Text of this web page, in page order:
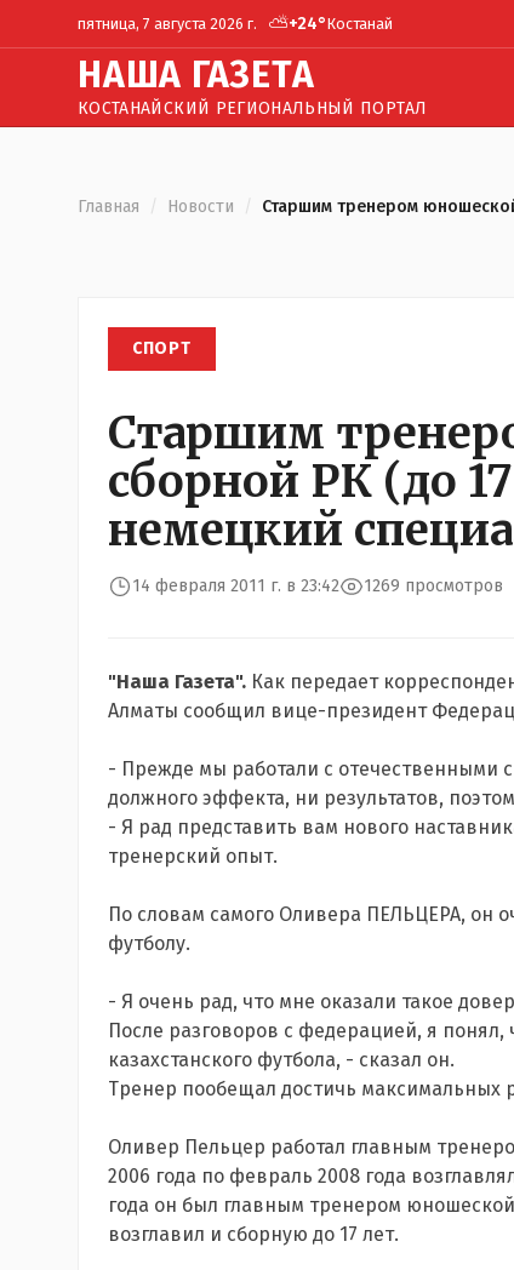
пятница, 7 августа 2026 г. ⛅+24°Костанай
НАША ГАЗЕТА
КОСТАНАЙСКИЙ РЕГИОНАЛЬНЫЙ ПОРТАЛ
Главная / Новости / Старшим тренером
СПОРТ
Старшим
сборной РК (до
немецкий
14 февраля 2011 г. в 23:42 1269 просмотров
"Наша Газета". Как передает
Алматы сообщил вице-президент
- Прежде мы работали с отечественными
должного эффекта, ни результатов,
- Я рад представить вам нового
тренерский опыт.
По словам самого Оливера ПЕЛЬЦЕРА, он
футболу.
- Я очень рад, что мне оказали такое
После разговоров с федерацией, я понял,
казахстанского футбола, - сказал он.
Тренер пообещал достичь максимальных
Оливер Пельцер работал главным
2006 года по февраль 2008 года
года он был главным тренером
возглавил и сборную до 17 лет.